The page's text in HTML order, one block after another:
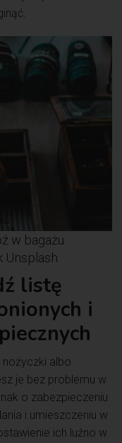
w bagażu
Unsplash
listę
i
nożyczki albo
je bez problemu w
o zabezpieczeniu
i umieszczeniu w
ich luźno w